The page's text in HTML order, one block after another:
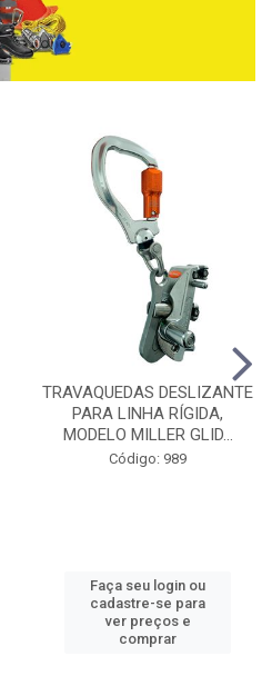
TRAVAQUEDAS DESLIZANTE
PARA LINHA RÍGIDA,
MODELO MILLER GLID...
Código: 989
Faça seu login ou
cadastre-se para
ver preços e
comprar